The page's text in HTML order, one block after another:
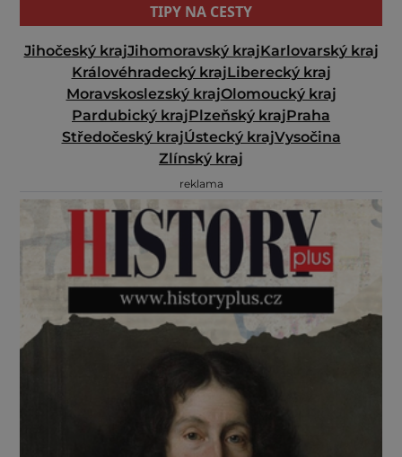
TIPY NA CESTY
Jihočeský krajJihomoravský krajKarlovarský kraj
Královéhradecký krajLiberecký kraj
Moravskoslezský krajOlomoucký kraj
Pardubický krajPlzeňský krajPraha
Středočeský krajÚstecký krajVysočina
Zlínský kraj
reklama